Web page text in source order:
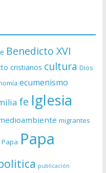
Benedicto XVI
cristianos cultura Dios
ecumenismo
fe Iglesia
migrantes
Papa Papa
publicación